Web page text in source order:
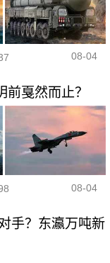
08-04
戛然而止？
08-04
手？东瀛万吨新